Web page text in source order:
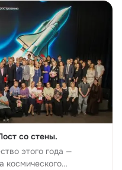
со стены.
этого года —
космического